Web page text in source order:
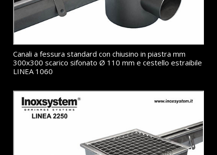
Canali a fessura standard con chiusino in piastra mm
300x300 scarico sifonato Ø 110 mm e cestello estraibile
LINEA 1060